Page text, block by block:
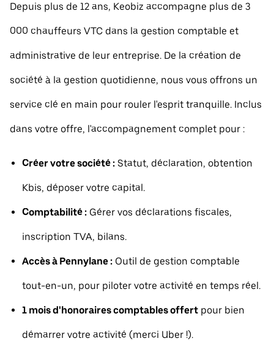
Depuis plus de 12 ans, Keobiz accompagne plus de 3
000 chauffeurs VTC dans la gestion comptable et
administrative de leur entreprise. De la création de
société à la gestion quotidienne, nous vous offrons un
service clé en main pour rouler l'esprit tranquille. Inclus
dans votre offre, l'accompagnement complet pour :
Créer votre société : Statut, déclaration, obtention
Kbis, déposer votre capital.
Comptabilité : Gérer vos déclarations fiscales,
inscription TVA, bilans.
Accès à Pennylane : Outil de gestion comptable
tout-en-un, pour piloter votre activité en temps réel.
1 mois d'honoraires comptables offert pour bien
démarrer votre activité (merci Uber !).